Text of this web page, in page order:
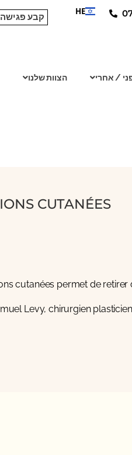
HE
קבע פגישה
/ אחרי הצוות שלנו
CUTANÉES
cutanées permet de
Levy, chirurgien